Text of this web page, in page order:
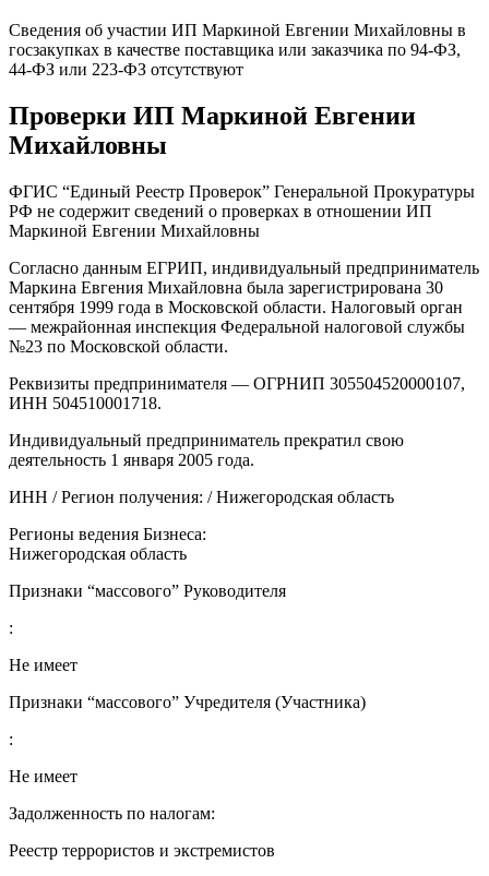
Сведения об участии ИП Маркиной Евгении Михайловны в
госзакупках в качестве поставщика или заказчика по 94-ФЗ,
44-ФЗ или 223-ФЗ отсутствуют
Проверки ИП Маркиной Евгении
Михайловны
ФГИС “Единый Реестр Проверок” Генеральной Прокуратуры
РФ не содержит сведений о проверках в отношении ИП
Маркиной Евгении Михайловны
Согласно данным ЕГРИП, индивидуальный предприниматель
Маркина Евгения Михайловна была зарегистрирована 30
сентября 1999 года в Московской области. Налоговый орган
— межрайонная инспекция Федеральной налоговой службы
№23 по Московской области.
Реквизиты предпринимателя — ОГРНИП 305504520000107,
ИНН 504510001718.
Индивидуальный предприниматель прекратил свою
деятельность 1 января 2005 года.
ИНН / Регион получения: / Нижегородская область
Регионы ведения Бизнеса:
Нижегородская область
Признаки “массового” Руководителя
:
Не имеет
Признаки “массового” Учредителя (Участника)
:
Не имеет
Задолженность по налогам:
Реестр террористов и экстремистов